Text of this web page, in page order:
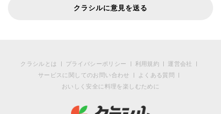
クラシルに意見を送る
クラシルとは プライバシーポリシー 利用規約
運営会社
サービスに関してのお問い合わせ
よくある質問
おいしく安全に料理を楽しむために